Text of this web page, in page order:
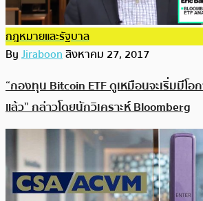
กฎหมายและรัฐบาล
ByJiraboonสิงหาคม 27, 2017
“กองทุน Bitcoin ETF ดูเหมือนจะเริ่มมีโ
แล้ว” กล่าวโดยนักวิเคราะห์ Bloomberg